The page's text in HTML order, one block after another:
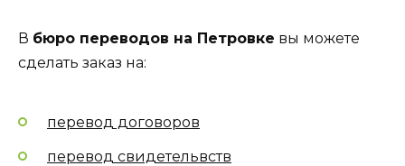
В бюро переводов на Петровке вы можете
сделать заказ на:
перевод договоров
перевод свидетельвств